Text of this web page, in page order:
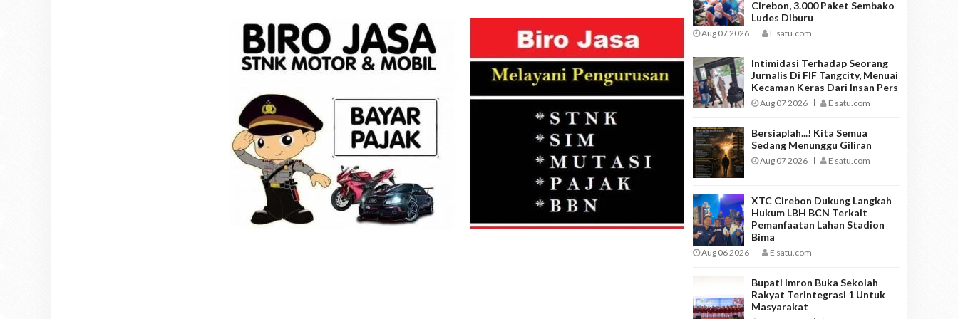
Cirebon, 3.000 Paket Sembako
Ludes Diburu
Aug 07 2026 E satu.com
Intimidasi Terhadap Seorang
Jurnalis Di FIF Tangcity, Menuai
Kecaman Keras Dari Insan Pers
Aug 07 2026 E satu.com
Bersiaplah...! Kita Semua
Sedang Menunggu Giliran
Aug 07 2026 E satu.com
XTC Cirebon Dukung Langkah
Hukum LBH BCN Terkait
Pemanfaatan Lahan Stadion
Bima
Aug 06 2026 E satu.com
Bupati Imron Buka Sekolah
Rakyat Terintegrasi 1 Untuk
Masyarakat